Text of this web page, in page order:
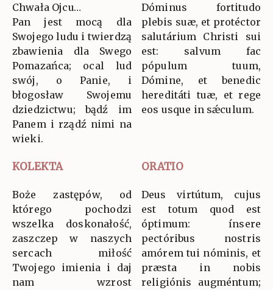
Chwała Ojcu…
Pan jest mocą dla
Swojego ludu i twierdzą
zbawienia dla Swego
Pomazańca; ocal lud
swój, o Panie, i
błogosław Swojemu
dziedzictwu; bądź im
Panem i rządź nimi na
wieki.
Dóminus fortitudo
plebis suæ, et protéctor
salutárium Christi sui
est: salvum fac
pópulum tuum,
Dómine, et benedic
hereditáti tuæ, et rege
eos usque in sǽculum.
KOLEKTA ORATIO
Boże zastępów, od
którego pochodzi
wszelka doskonałość,
zaszczep w naszych
sercach miłość
Twojego imienia i daj
nam wzrost
Deus virtútum, cujus
est totum quod est
óptimum: ínsere
pectóribus nostris
amórem tui nóminis, et
præsta in nobis
religiónis augméntum;